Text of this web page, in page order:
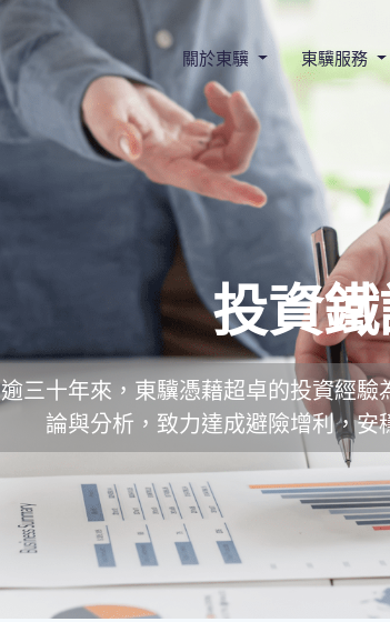
關於東驥 東驥服務
投資
逾三十年來，東驥憑藉超卓的投資經驗
論與分析，致力達成避險增利，安